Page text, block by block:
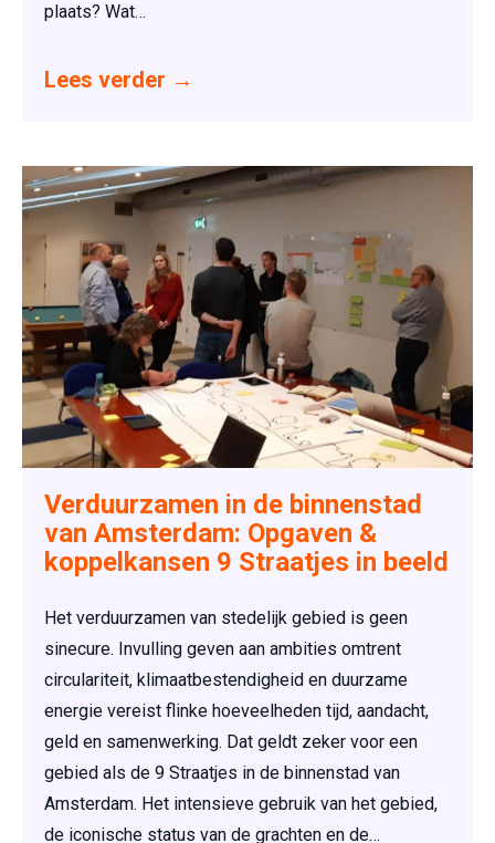
plaats? Wat…
Lees verder →
Verduurzamen in de binnenstad
van Amsterdam: Opgaven &
koppelkansen 9 Straatjes in beeld
Het verduurzamen van stedelijk gebied is geen
sinecure. Invulling geven aan ambities omtrent
circulariteit, klimaatbestendigheid en duurzame
energie vereist flinke hoeveelheden tijd, aandacht,
geld en samenwerking. Dat geldt zeker voor een
gebied als de 9 Straatjes in de binnenstad van
Amsterdam. Het intensieve gebruik van het gebied,
de iconische status van de grachten en de…